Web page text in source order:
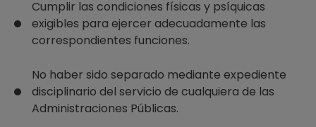
Cumplir las condiciones físicas y psíquicas
exigibles para ejercer adecuadamente las
correspondientes funciones.
No haber sido separado mediante expediente
disciplinario del servicio de cualquiera de las
Administraciones Públicas.